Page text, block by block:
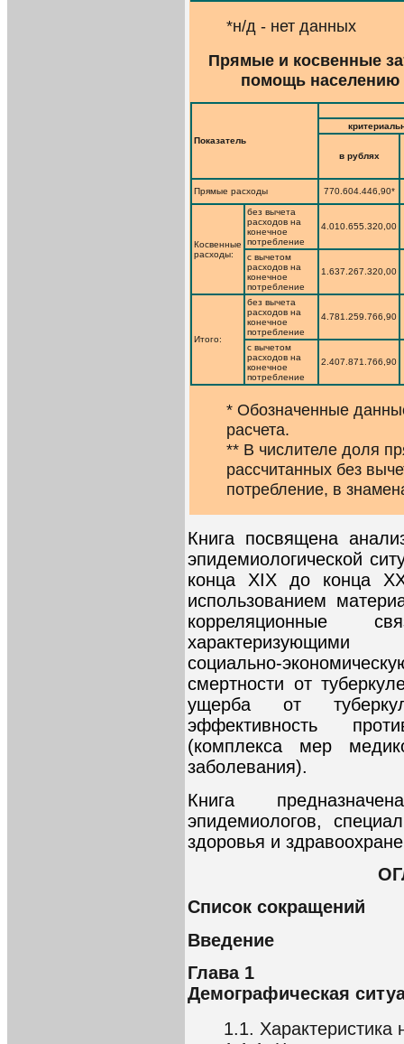
*н/д - нет данных
Прямые и косвенные
помощь населению
Показатель
в рублях
Прямые расходы 770.604.446,90*
Косвенные
расходы:
без вычета
расходов на
конечное
потребление
4.010.655.320,00
с вычетом
расходов на
конечное
потребление
1.637.267.320,00
Итого:
без вычета
расходов на
конечное
потребление
4.781.259.766,90
с вычетом
расходов на
конечное
потребление
2.407.871.766,90
* Обозначенные
расчета.
** В числителе доля
рассчитанных без
потребление, в
Книга посвящена
эпидемиологической
конца XIX до конца
использованием
корреляционные
характеризующими
социально-
смертности от
ущерба от
эффективность
(комплекса мер
заболевания).
Книга
эпидемиологов,
здоровья и
Список сокращений
Введение
Глава 1
Демографическая
1.1. Характеристика